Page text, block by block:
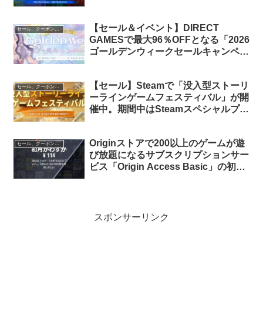
セール、クーポン、ポイント
【セール＆イベント】DIRECT
GAMESで最大96％OFFとなる「2026
ゴールデンウィークセールキャンペー
各種イベントも
セール、クーポン、ポイント
【セール】Steamで「没入型ストーリ
ーラインゲームフェスティバル」が開
催中。期間中はSteamスペシャルプロ
セール、クーポン、ポイント
Originストアで200以上のゲームが遊
び放題になるサブスクリプションサー
ビス「Origin Access Basic」の初月
スポンサーリンク